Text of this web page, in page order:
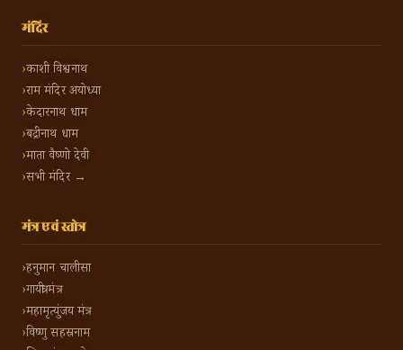
मंदिर
काशी विश्वनाथ
राम मंदिर अयोध्या
केदारनाथ धाम
बद्रीनाथ धाम
माता वैष्णो देवी
सभी मंदिर →
मंत्र एवं स्तोत्र
हनुमान चालीसा
गायत्री मंत्र
महामृत्युंजय मंत्र
विष्णु सहस्रनाम